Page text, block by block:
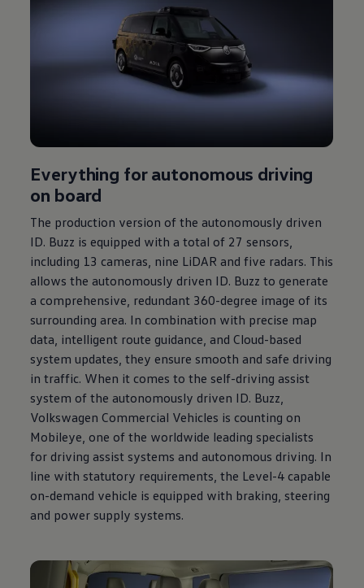
Everything for autonomous driving
on board
The production version of the autonomously driven
ID. Buzz is equipped with a total of 27 sensors,
including 13 cameras, nine LiDAR and five radars. This
allows the autonomously driven ID. Buzz to generate
a comprehensive, redundant 360-degree image of its
surrounding area. In combination with precise map
data, intelligent route guidance, and Cloud-based
system updates, they ensure smooth and safe driving
in traffic. When it comes to the self-driving assist
system of the autonomously driven ID. Buzz,
Volkswagen Commercial Vehicles is counting on
Mobileye, one of the worldwide leading specialists
for driving assist systems and autonomous driving. In
line with statutory requirements, the Level-4 capable
on-demand vehicle is equipped with braking, steering
and power supply systems.